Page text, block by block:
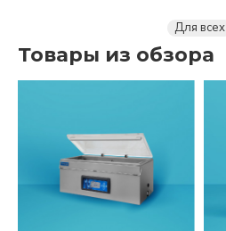
Для всех
Товары из обзора